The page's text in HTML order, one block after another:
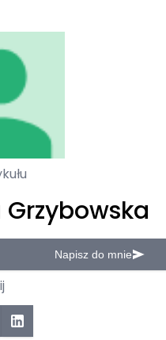
Grzybowska
Napisz do mnie